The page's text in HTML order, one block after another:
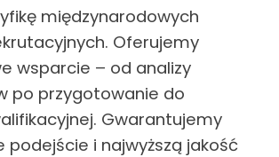
międzynarodowych
Oferujemy
wsparcie – od analizy
po przygotowanie do
Gwarantujemy
podejście i najwyższą jakość